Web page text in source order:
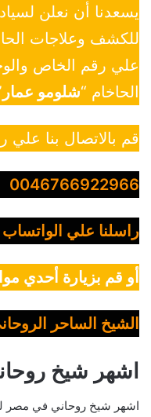
يسعدنا أن نعلن
للكشف وعلاجات
علي رقم الخاص
الحاخام “شلومو عمار
قم بالاتصال بنا علي
0046766922966
راسلنا علي الواتساب
أو قم بزيارة أحدي
الشيخ الساحر
اشهر شيخ
اشهر شيخ روحاني في مصر